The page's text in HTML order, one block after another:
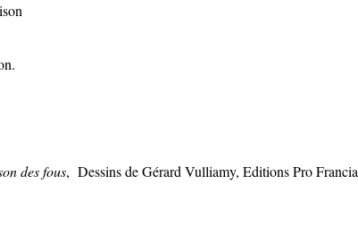
des fous, Dessins de Gérard Vulliamy, Editions Pro Francia